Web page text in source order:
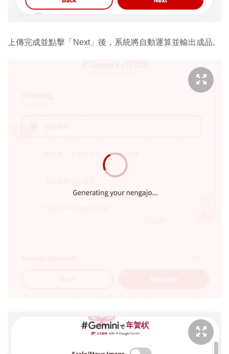
上傳完成並點擊「Next」後，系統將自動運算並輸出成品,